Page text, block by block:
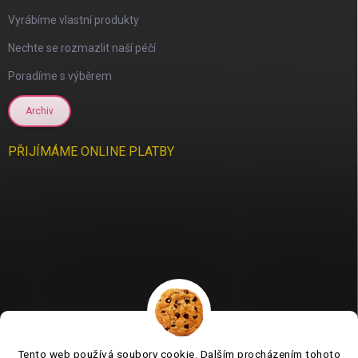
Tento web používá soubory cookie. Dalším procházením tohoto
Vyrábíme vlastní produkty
Nechte se rozmazlit naší péčí
Poradíme s výběrem
Archiv
PŘIJÍMÁME ONLINE PLATBY
Jsme tu pro vás už 11 let❤️